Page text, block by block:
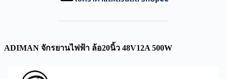
ADIMAN จักรยานไฟฟ้า ล้อ20นิ้ว 48V12A 500W